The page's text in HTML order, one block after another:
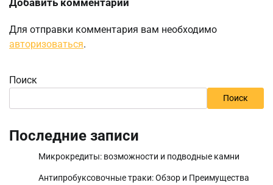
Добавить комментарий
Для отправки комментария вам необходимо
авторизоваться.
Поиск
Поиск
Последние записи
Микрокредиты: возможности и подводные камни
Антипробуксовочные траки: Обзор и Преимущества